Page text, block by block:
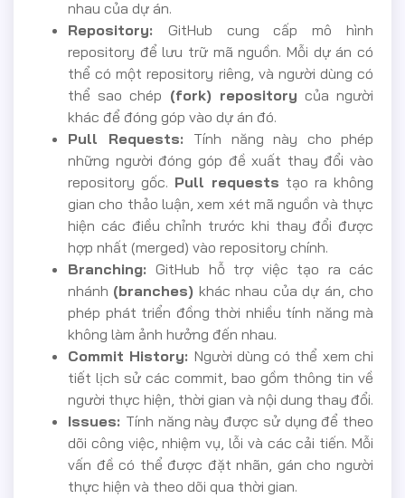
nhau của dự án.
Repository: GitHub cung cấp mô hình
repository để lưu trữ mã nguồn. Mỗi dự án có
thể có một repository riêng, và người dùng có
thể sao chép (fork) repository của người
khác để đóng góp vào dự án đó.
Pull Requests: Tính năng này cho phép
những người đóng góp đề xuất thay đổi vào
repository gốc. Pull requests tạo ra không
gian cho thảo luận, xem xét mã nguồn và thực
hiện các điều chỉnh trước khi thay đổi được
hợp nhất (merged) vào repository chính.
Branching:GitHub hỗ trợ việc tạo ra các
nhánh (branches) khác nhau của dự án, cho
phép phát triển đồng thời nhiều tính năng mà
không làm ảnh hưởng đến nhau.
Commit History: Người dùng có thể xem chi
tiết lịch sử các commit, bao gồm thông tin về
người thực hiện, thời gian và nội dung thay đổi.
Issues: Tính năng này được sử dụng để theo
dõi công việc, nhiệm vụ, lỗi và các cải tiến. Mỗi
vấn đề có thể được đặt nhãn, gán cho người
thực hiện và theo dõi qua thời gian.